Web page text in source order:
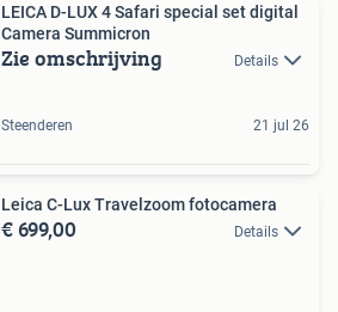
LEICA D-LUX 4 Safari special set digital
Camera Summicron
Zie omschrijving Details
Steenderen 21 jul 26
Leica C-Lux Travelzoom fotocamera
€ 699,00 Details